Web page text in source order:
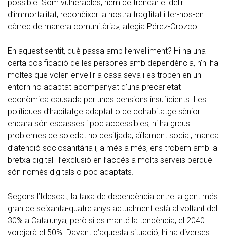
possible. Som vulnerables, hem de trencar el deliri
d’immortalitat, reconèixer la nostra fragilitat i fer-nos-en
càrrec de manera comunitària», afegia Pérez-Orozco.
En aquest sentit, què passa amb l’envelliment? Hi ha una
certa cosificació de les persones amb dependència, n’hi ha
moltes que volen envellir a casa seva i es troben en un
entorn no adaptat acompanyat d’una precarietat
econòmica causada per unes pensions insuficients. Les
polítiques d’habitatge adaptat o de cohabitatge sènior
encara són escasses i poc accessibles, hi ha greus
problemes de soledat no desitjada, aïllament social, manca
d’atenció sociosanitària i, a més a més, ens trobem amb la
bretxa digital i l’exclusió en l’accés a molts serveis perquè
són només digitals o poc adaptats.
Segons l’Idescat, la taxa de dependència entre la gent més
gran de seixanta-quatre anys actualment està al voltant del
30% a Catalunya, però si es manté la tendència, el 2040
vorejarà el 50%. Davant d’aquesta situació, hi ha diverses